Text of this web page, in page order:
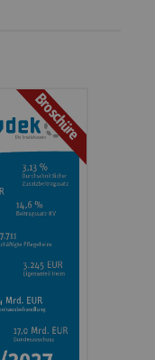
Broschüre